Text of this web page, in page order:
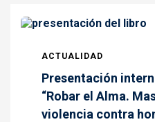
ACTUALIDAD
Presentación
“Robar el Alma.
violencia contra